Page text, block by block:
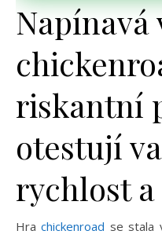
Napínavá
riskantní
otestují
rychlost
Hrachickenroad se stala